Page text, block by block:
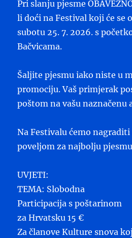
Pri slanju pjesme
li doći na Festival koji će se
subotu 25. 7. 2026. s
Bačvicama.
Šaljite pjesmu iako niste u
promociju. Vaš primjerak
poštom na vašu naznačenu
Na Festivalu ćemo
poveljom za najbolju
UVJETI:
TEMA: Slobodna
Participacija s poštarinom
za Hrvatsku 15 €
Za članove Kulture snova